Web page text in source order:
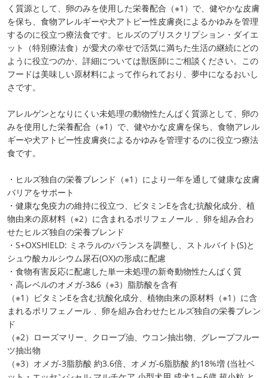
く質源として、卵のみを使用した栄養配合（※1）で、健やかな皮膚
を保ち、食物アレルギーや犬アトピー性皮膚炎によるかゆみを管理
するのに役立つ療法食です。ヒルズのプリスクリプション・ダイエ
ット（特別療法食）が愛犬の幸せで活気に満ちた生活の継続にどの
ように役立つのか、詳細については獣医師にご相談ください。この
フードは美味しい原材料によって作られており、夢中になるおいし
さです。
アレルゲンとなりにくい未処理の動物性たんぱく質源として、卵の
みを使用した栄養配合（※1）で、健やかな皮膚を保ち、食物アレル
ギーや犬アトピー性皮膚炎によるかゆみを管理するのに役立つ療法
食です。
・ヒルズ独自の栄養ブレンド（※1）により一年を通して健康な皮膚
バリアをサポート
・健康な免疫力の維持に役立つ、ビタミンEを含む抗酸化成分、植
物由来の原材料（※2）に含まれるポリフェノール 、卵を組み合わ
せたヒルズ独自の栄養ブレンド
・S+OXSHIELD: ミネラルのバランスを調整し、ストルバイト(S)と
シュウ酸カルシウム尿石(OX)の形成に配慮
・食物有害反応に配慮した単一未処理の新奇動物性たんぱく質
・高レベルのオメガ-3&6（※3）脂肪酸を含有
（※1）ビタミンEを含む抗酸化成分、植物由来の原材料（※1）に含
まれるポリフェノール 、卵を組み合わせたヒルズ独自の栄養ブレン
ド
（※2）ローズマリー、クローブ油、ウコン抽出物、グレープフルー
ツ抽出物
（※3）オメガ-3脂肪酸 約3.6倍、オメガ-6脂肪酸 約18%増 (当社ベ